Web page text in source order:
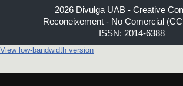
2026 Divulga UAB - Creative
Reconeixement - No Comercial
ISSN: 2014-6388
View low-bandwidth version